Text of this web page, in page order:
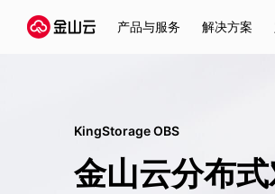
产品与服务 解决方案
KingStorage OBS
金山云分布